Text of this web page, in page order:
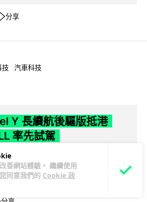
善網站體驗。 繼續使用
同意我們的 Cookie 政
分享
技 汽車科技
Y 長續航後驅版抵港
率先試駕
Y Premium 長續航後輪驅動版，續航最
族中續航最長單摩打版本。新車即日起於